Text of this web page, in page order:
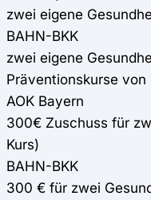
zwei eigene
BAHN-BKK
zwei eigene
Präventionskurse von
AOK Bayern
300€ Zuschuss für
Kurs)
BAHN-BKK
300 € für zwei